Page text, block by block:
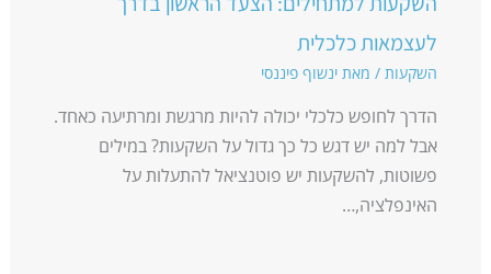
לעצמאות כלכלית
השקעות/ מאת ינשוף פיננסי
הדרך לחופש כלכלי יכולה להיות מרגשת ומרתיעה כאחד.
אבל למה יש דגש כל כך גדול על השקעות? במילים
פשוטות, להשקעות יש פוטנציאל להתעלות על
האינפלציה,…